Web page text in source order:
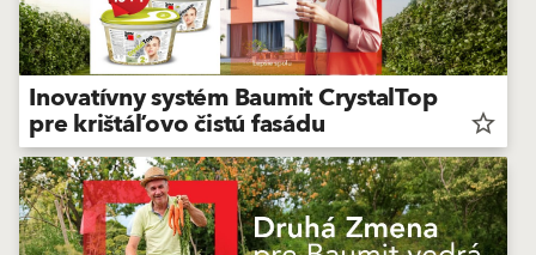
Inovatívny systém Baumit CrystalTop
pre krištáľovo čistú fasádu star_border